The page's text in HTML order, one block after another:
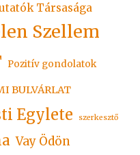
Társasága
Szellem
Pozitív gondolatok
BULVÁRLAT
Egylete szerkesztő
Vay Ödön